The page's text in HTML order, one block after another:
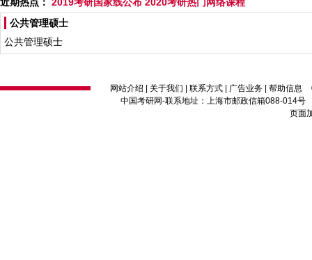
公共管理硕士
公共管理硕士
网站介绍 关于我们 联系方式 广告业务 帮助信息
中国考研网-联系地址：上海市邮政信箱088-014
页面